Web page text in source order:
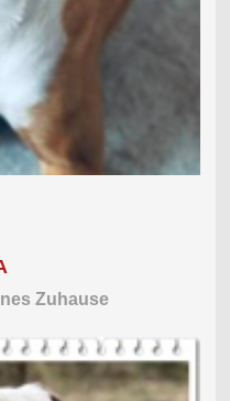
Zuhause